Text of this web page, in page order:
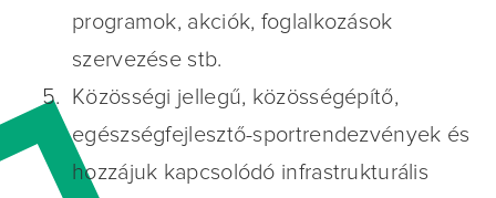
programok, akciók, foglalkozások
szervezése stb.
Közösségi jellegű, közösségépítő,
egészségfejlesztő-sportrendezvények és
hozzájuk kapcsolódó infrastrukturális